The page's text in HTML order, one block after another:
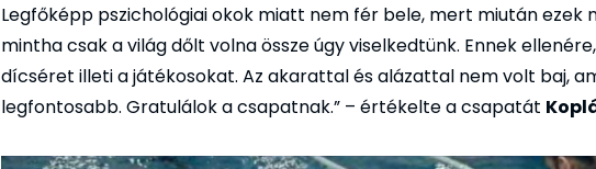
Legfőképp pszichológiai okok miatt nem fér bele, mert miután ezek
mintha csak a világ dőlt volna össze úgy viselkedtünk. Ennek
dícséret illeti a játékosokat. Az akarattal és alázattal nem volt baj,
legfontosabb. Gratulálok a csapatnak.” – értékelte a csapatát